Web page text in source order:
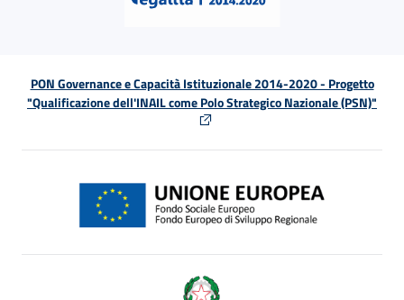
PON Governance e Capacità Istituzionale 2014-2020 - Progetto
"Qualificazione dell'INAIL come Polo Strategico Nazionale (PSN)"